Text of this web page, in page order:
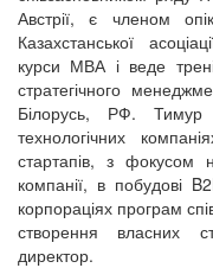
Австрії, є членом
Казахстанської
курси МВА і веде
стратегічного
Білорусь, РФ.
технологічних
стартапів, з фокусом
компанії, в побудові
корпораціях програм
створення власних
директор.